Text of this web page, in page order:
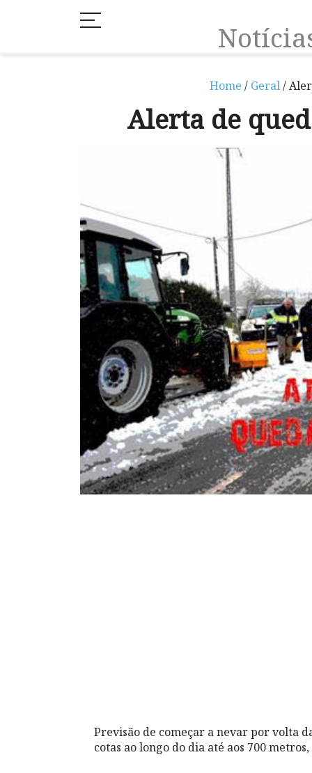
Home / Geral/
Alerta de
Previsão de começar a nevar por volta
cotas ao longo do dia até aos 700